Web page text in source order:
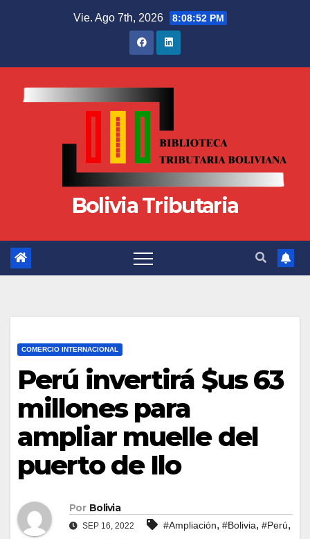
Vie. Ago 7th, 2026 8:08:53 PM
Bolivia Tributaria
COMERCIO INTERNACIONAL
Perú invertirá $us 63
millones para
ampliar muelle del
puerto de Ilo
Por Bolivia
SEP 16, 2022 #Ampliación, #Bolivia, #Perú,